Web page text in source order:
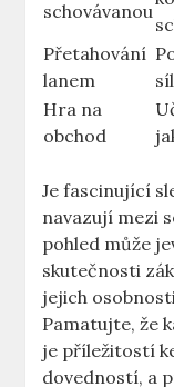
schovávanou
Přetahování
lanem
Hra na
obchod
Je fascinující
navazují mezi
pohled může
skutečnosti
jejich
Pamatujte, že
je příležitostí
dovedností, a